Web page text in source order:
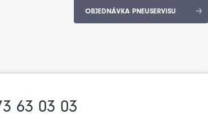
OBJEDNÁVKA PNEUSERVISU
63 03 03